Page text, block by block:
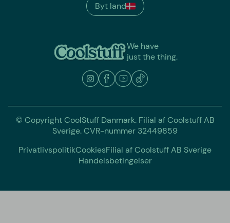
We have
just the thing.
Byt land
© Copyright CoolStuff Danmark. Filial af Coolstuff AB
Sverige. CVR-nummer 32449859
PrivatlivspolitikCookiesFilial af Coolstuff AB Sverige
Handelsbetingelser